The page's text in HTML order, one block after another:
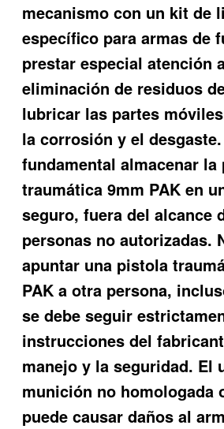
mecanismo con un kit de
específico para armas de
prestar especial atención
eliminación de residuos
lubricar las partes
la corrosión y el
fundamental almacenar la
traumática 9mm PAK en
seguro, fuera del alcance
personas no autorizadas.
apuntar una pistola
PAK a otra persona,
se debe seguir
instrucciones del
manejo y la seguridad. El
munición no homologada
puede causar daños al